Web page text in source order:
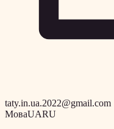
taty.in.ua.2022@gmail.com
МоваUARU